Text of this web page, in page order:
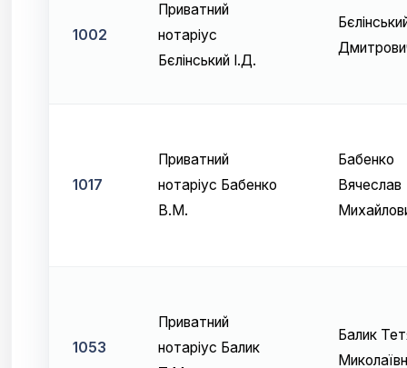
1002
Приватний
нотаріус
Бєлінський І.Д.
1017
Приватний
нотаріус Бабенко
В.М.
Бабенко
Вячеслав
1053
Приватний
нотаріус Балик
Балик